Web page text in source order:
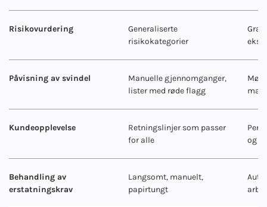
Risikovurdering
Generaliserte
risikokategorier
Påvisning av svindel
Manuelle gjennomganger,
lister med røde flagg
Kundeopplevelse
Retningslinjer som passer
for alle
og
Behandling av
erstatningskrav
Langsomt, manuelt,
papirtungt